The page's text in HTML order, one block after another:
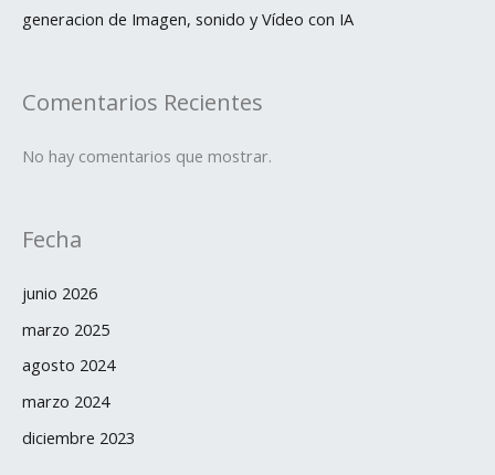
generacion de Imagen, sonido y Vídeo con IA
Comentarios Recientes
No hay comentarios que mostrar.
Fecha
junio 2026
marzo 2025
agosto 2024
marzo 2024
diciembre 2023